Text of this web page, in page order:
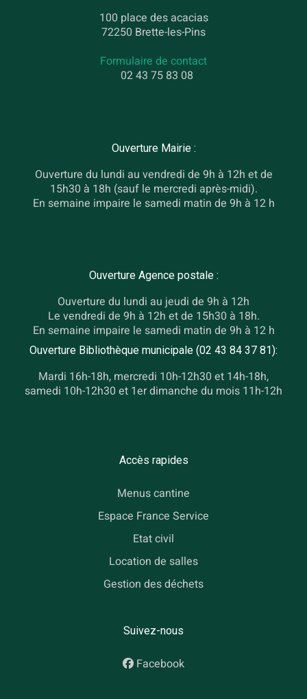
100 place des acacias
72250 Brette-les-Pins
Formulaire de contact
02 43 75 83 08
Ouverture Mairie :
Ouverture du lundi au vendredi de 9h à 12h et de
15h30 à 18h (sauf le mercredi après-midi).
En semaine impaire le samedi matin de 9h à 12 h
Ouverture Agence postale :
Ouverture du lundi au jeudi de 9h à 12h
Le vendredi de 9h à 12h et de 15h30 à 18h.
En semaine impaire le samedi matin de 9h à 12 h
Ouverture Bibliothèque municipale (02 43 84 37 81):
Mardi 16h-18h, mercredi 10h-12h30 et 14h-18h,
samedi 10h-12h30 et 1er dimanche du mois 11h-12h
Accès rapides
Menus cantine
Espace France Service
Etat civil
Location de salles
Gestion des déchets
Suivez-nous
Facebook